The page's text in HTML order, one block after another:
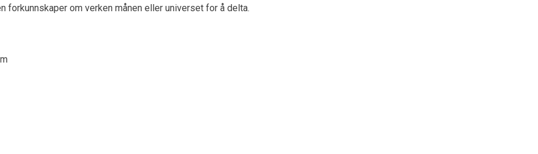
forkunnskaper om verken månen eller universet for å delta.